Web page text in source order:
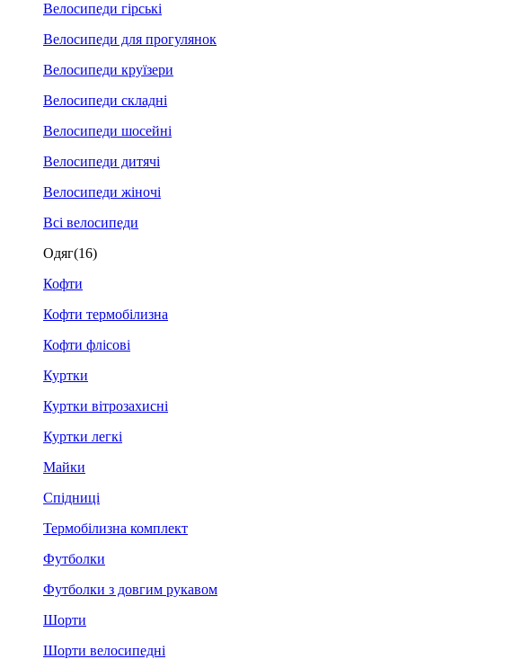
Велосипеди гірські
Велосипеди для прогулянок
Велосипеди круїзери
Велосипеди складні
Велосипеди шосейні
Велосипеди дитячі
Велосипеди жіночі
Всі велосипеди
Одяг(16)
Кофти
Кофти термобілизна
Кофти флісові
Куртки
Куртки вітрозахисні
Куртки легкі
Майки
Спідниці
Термобілизна комплект
Футболки
Футболки з довгим рукавом
Шорти
Шорти велосипедні